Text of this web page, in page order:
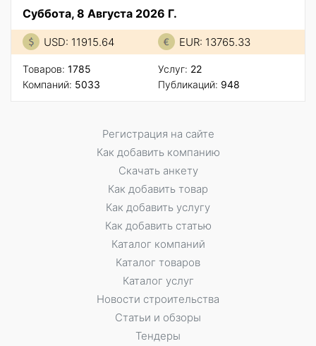
Суббота, 8 Августа 2026 Г.
USD: 11915.64 EUR: 13765.33
Товаров: 1785
Компаний: 5033
Услуг: 22
Публикаций: 948
Регистрация на сайте
Как добавить компанию
Скачать анкету
Как добавить товар
Как добавить услугу
Как добавить статью
Каталог компаний
Каталог товаров
Каталог услуг
Новости строительства
Статьи и обзоры
Тендеры